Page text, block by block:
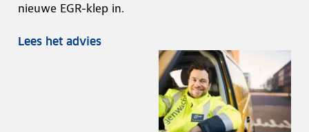
nieuwe EGR-klep in.
Lees het advies